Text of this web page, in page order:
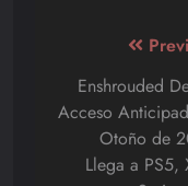
de
entradas
Enshrouded
Acceso
Otoño de
Llega a PS5,